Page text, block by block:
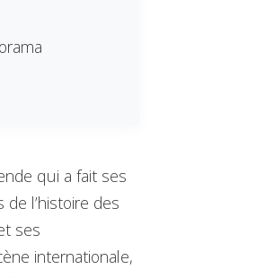
qui a fait ses
l’histoire des
ses
internationale,